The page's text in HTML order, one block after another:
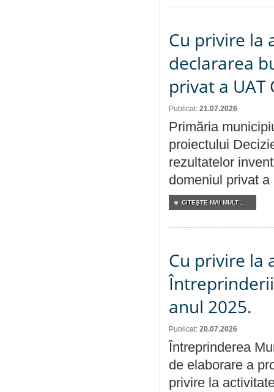
Cu privire la
declararea
privat a UAT
Publicat: 21.07.2026
Primăria
proiectului
rezultatelor
domeniul privat a
CITEŞTE MAI MULT...
Cu privire la
anul 2025.
Publicat: 20.07.2026
Întreprinderea
de elaborare a
privire la